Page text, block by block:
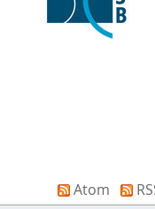
Atom